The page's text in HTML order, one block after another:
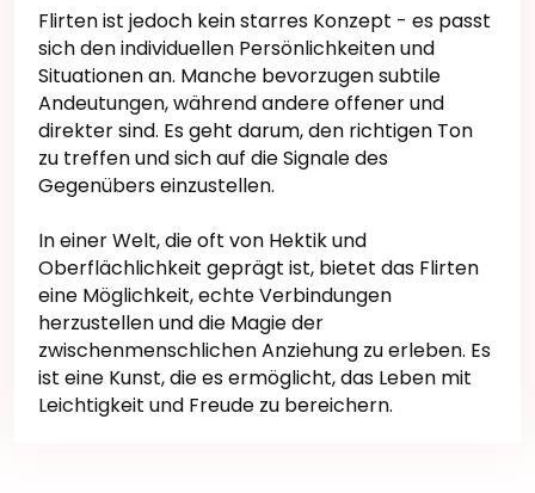
Flirten ist jedoch kein starres Konzept - es passt
sich den individuellen Persönlichkeiten und
Situationen an. Manche bevorzugen subtile
Andeutungen, während andere offener und
direkter sind. Es geht darum, den richtigen Ton
zu treffen und sich auf die Signale des
Gegenübers einzustellen.
In einer Welt, die oft von Hektik und
Oberflächlichkeit geprägt ist, bietet das Flirten
eine Möglichkeit, echte Verbindungen
herzustellen und die Magie der
zwischenmenschlichen Anziehung zu erleben. Es
ist eine Kunst, die es ermöglicht, das Leben mit
Leichtigkeit und Freude zu bereichern.